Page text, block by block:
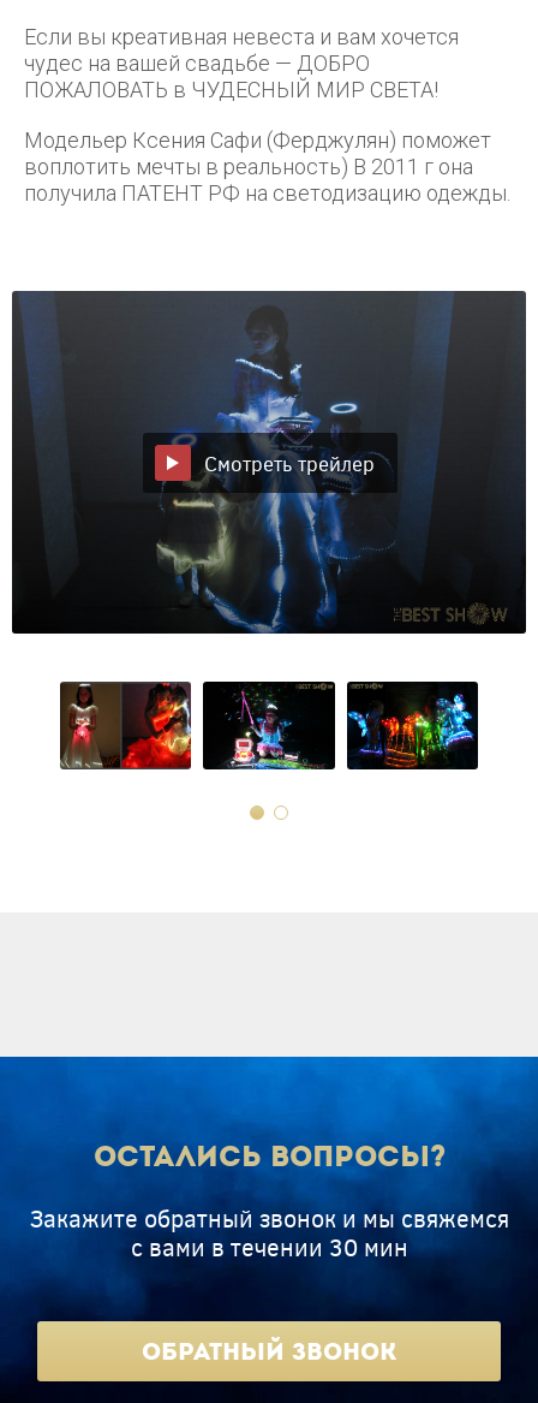
Если вы креативная невеста и вам хочется
чудес на вашей свадьбе — ДОБРО
ПОЖАЛОВАТЬ в ЧУДЕСНЫЙ МИР СВЕТА!
Модельер Ксения Сафи (Ферджулян) поможет
воплотить мечты в реальность) В 2011 г она
получила ПАТЕНТ РФ на светодизацию одежды.
Смотреть трейлер
Остались вопросы?
Закажите обратный звонок и мы свяжемся
с вами в течении 30 мин
Обратный звонок